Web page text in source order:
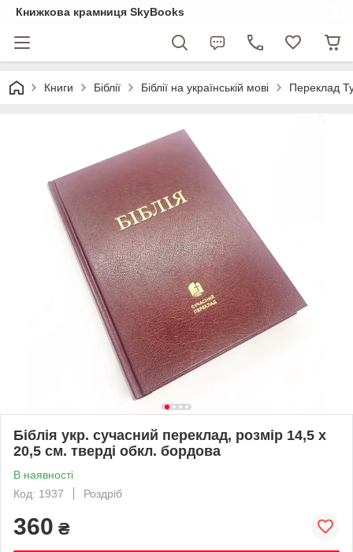
Книжкова крамниця SkyBooks
Книги Біблії Біблії на українській мові Переклад
Біблія укр. сучасний переклад, розмір 14,5 х
20,5 см. тверді обкл. бордова
В наявності
Код: 1937
Роздріб
360 ₴